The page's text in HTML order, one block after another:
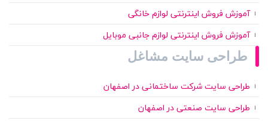
آموزش فروش اینترنتی لوازم خانگی
آموزش فروش اینترنتی لوازم جانبی موبایل
طراحی سایت مشاغل
طراحی سایت شرکت ساختمانی در اصفهان
طراحی سایت صنعتی در اصفهان